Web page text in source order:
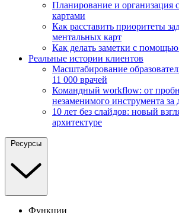
Планирование и организация
картами
Как расставить приоритеты
ментальных карт
Как делать заметки с
Реальные истории клиентов
Масштабирование
11 000 врачей
Командный workflow: от
незаменимого инструмента за
10 лет без слайдов: новый
архитектуре
Ресурсы
Функции